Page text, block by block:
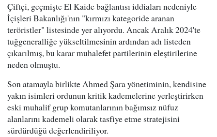
Çiftçi, geçmişte El Kaide bağlantısı iddiaları nedeniyle
İçişleri Bakanlığı'nın "kırmızı kategoride aranan
teröristler" listesinde yer alıyordu. Ancak Aralık 2024'te
tuğgeneralliğe yükseltilmesinin ardından adı listeden
çıkarılmış, bu karar muhalefet partilerinin eleştirilerine
neden olmuştu.
Son atamayla birlikte Ahmed Şara yönetiminin, kendisine
yakın isimleri ordunun kritik kademelerine yerleştirirken
eski muhalif grup komutanlarının bağımsız nüfuz
alanlarını kademeli olarak tasfiye etme stratejisini
sürdürdüğü değerlendiriliyor.